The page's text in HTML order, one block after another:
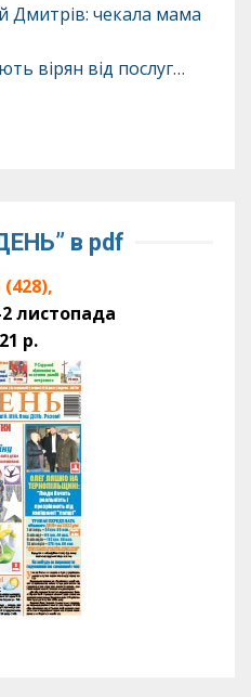
Дмитрів: чекала мама
вірян від послуг…
в pdf
листопада
р.